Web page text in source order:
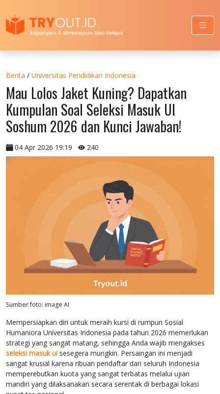
Berita / Universitas Pendidikan Indonesia
Mau Lolos Jaket Kuning? Dapatkan
Kumpulan Soal Seleksi Masuk UI
Soshum 2026 dan Kunci Jawaban!
04 Apr 2026 19:19 240
Sumber foto: image AI
Mempersiapkan diri untuk meraih kursi di rumpun Sosial
Humaniora Universitas Indonesia pada tahun 2026 memerlukan
strategi yang sangat matang, sehingga Anda wajib mengakses
seleksi masuk ui sesegera mungkin. Persaingan ini menjadi
sangat krusial karena ribuan pendaftar dari seluruh Indonesia
memperebutkan kuota yang sangat terbatas melalui ujian
mandiri yang dilaksanakan secara serentak di berbagai lokasi